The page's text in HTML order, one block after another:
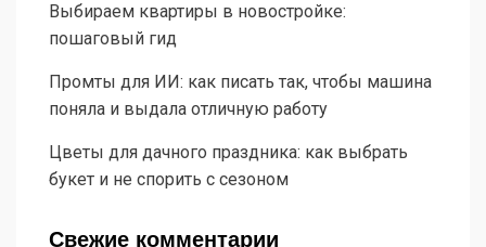
Выбираем квартиры в новостройке:
пошаговый гид
Промты для ИИ: как писать так, чтобы машина
поняла и выдала отличную работу
Цветы для дачного праздника: как выбрать
букет и не спорить с сезоном
Свежие комментарии